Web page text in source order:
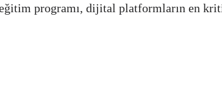
programı, dijital platformların en